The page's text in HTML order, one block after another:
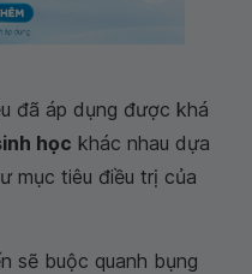
đã áp dụng được khá
học khác nhau dựa
mục tiêu điều trị của
sẽ buộc quanh bụng